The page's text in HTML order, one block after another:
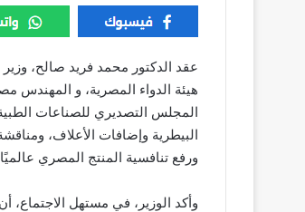
عقد الدكتور محمد فريد صالح، وزير
هيئة الدواء المصرية، و المهندس
المجلس التصديري للصناعات
البيطرية وإضافات الأعلاف،
ورفع تنافسية المنتج المصري عالميًا
وأكد الوزير، في مستهل الاجتماع،